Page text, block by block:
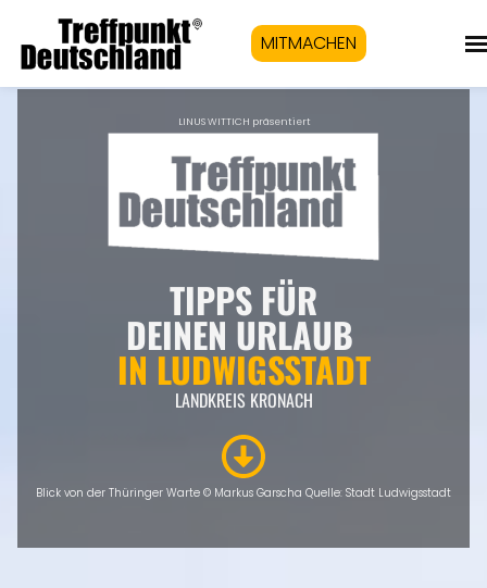
MITMACHEN
LINUS WITTICH präsentiert
TIPPS FÜR
DEINEN URLAUB
IN LUDWIGSSTADT
LANDKREIS KRONACH
Blick von der Thüringer Warte © Markus Garscha Quelle: Stadt Ludwigsstadt